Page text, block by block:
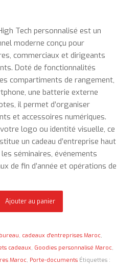
Tech personnalisé est un
moderne conçu pour
commerciaux et dirigeants
Doté de fonctionnalités
compartiments de rangement,
une batterie externe
il permet d’organiser
et accessoires numériques.
logo ou identité visuelle, ce
un cadeau d’entreprise haut
séminaires, événements
de fin d’année et opérations de
Ajouter au panier
, cadeaux d'entreprises Maroc,
cadeaux, Goodies personnalisé Maroc,
Maroc, Porte-documents Étiquettes :